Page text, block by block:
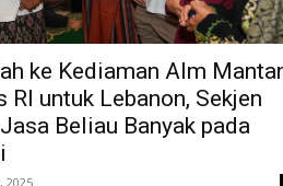
ke Kediaman Alm
RI untuk Lebanon, Sekjen
Beliau Banyak pada
2025